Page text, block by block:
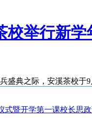
举行新学
典之际，安溪茶校于
暨开学第一课校长思